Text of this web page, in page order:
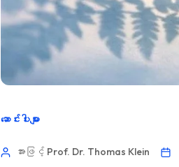
ဆောင်းပါးများ
အားဖြင့် Prof. Dr. Thomas Klein